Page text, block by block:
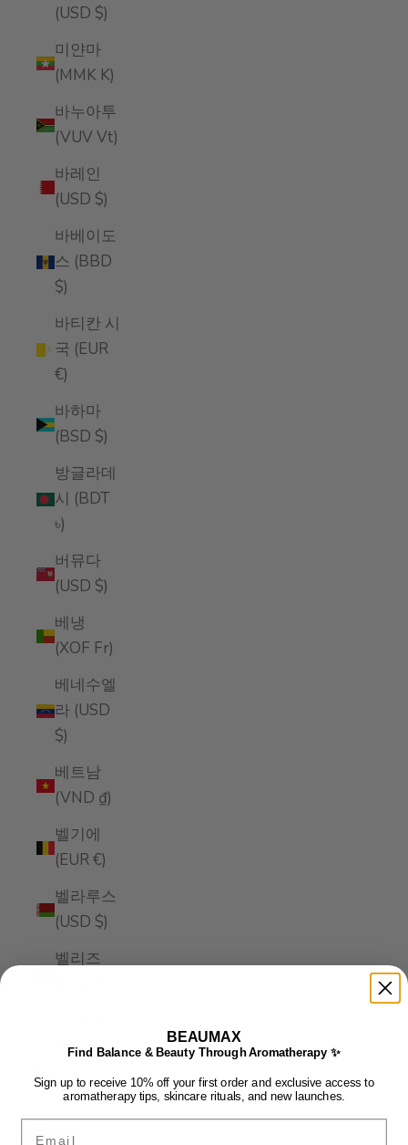
(USD $)
미얀마
(MMK K)
바누아투
(VUV Vt)
바레인
(USD $)
바베이도
스 (BBD
$)
바티칸 시
국 (EUR
€)
바하마
(BSD $)
방글라데
시 (BDT
৳)
버뮤다
(USD $)
베냉
(XOF Fr)
베네수엘
라 (USD
$)
베트남
(VND ₫)
벨기에
(EUR €)
벨라루스
(USD $)
벨리즈
헤르체고
(BAM
КМ)
BEAUMAX
Find Balance & Beauty Through Aromatherapy ✨
Sign up to receive 10% off your first order and exclusive access to
aromatherapy tips, skincare rituals, and new launches.
Email